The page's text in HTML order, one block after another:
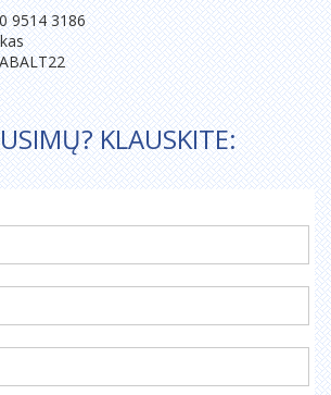
9514 3186
KLAUSKITE: